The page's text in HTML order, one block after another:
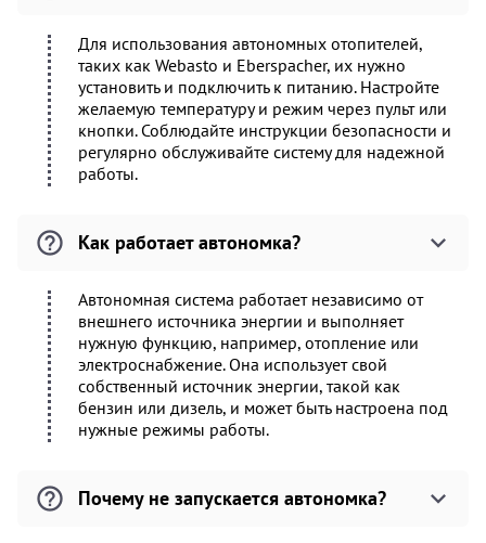
Для использования автономных отопителей,
таких как Webasto и Eberspacher, их нужно
установить и подключить к питанию. Настройте
желаемую температуру и режим через пульт или
кнопки. Соблюдайте инструкции безопасности и
регулярно обслуживайте систему для надежной
работы.
Как работает автономка?
Автономная система работает независимо от
внешнего источника энергии и выполняет
нужную функцию, например, отопление или
электроснабжение. Она использует свой
собственный источник энергии, такой как
бензин или дизель, и может быть настроена под
нужные режимы работы.
Почему не запускается автономка?